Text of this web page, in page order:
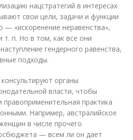
нацстратегий в интересах
свои цели, задачи и функции
— «искоренение неравенства»,
п. Но в том, как все они
гендерного равенства,
подходы.
органы
власти, чтобы
практика
Например, австралийское
в числе прочего
— всем ли он дает